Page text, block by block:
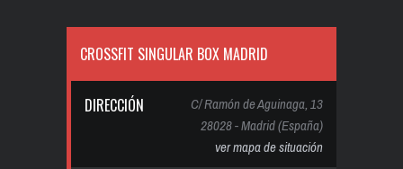
CROSSFIT SINGULAR BOX MADRID
DIRECCIÓN
C/ Ramón de Aguinaga, 13
28028 - Madrid (España)
ver mapa de situación